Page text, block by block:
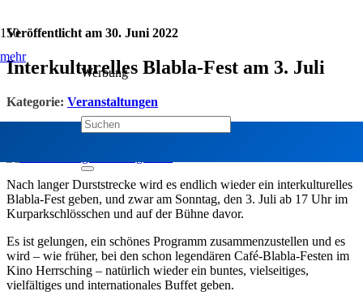
mehr
Werbung
Veröffentlicht am 30. Juni 2022
Interkulturelles Blabla-Fest am 3. Juli
Kategorie: Veranstaltungen
Nach langer Durststrecke wird es endlich wieder ein interkulturelles
Blabla-Fest geben, und zwar am Sonntag, den 3. Juli ab 17 Uhr im
Kurparkschlösschen und auf der Bühne davor.
Es ist gelungen, ein schönes Programm zusammenzustellen und es
wird – wie früher, bei den schon legendären Café-Blabla-Festen im
Kino Herrsching – natürlich wieder ein buntes, vielseitiges,
vielfältiges und internationales Buffet geben.